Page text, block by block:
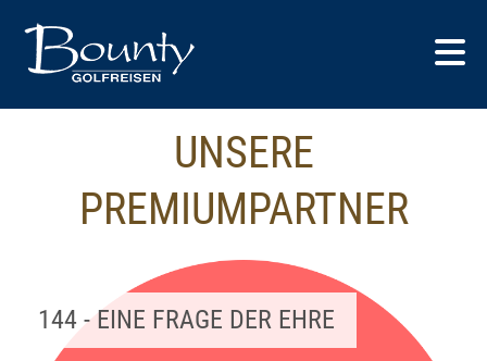
UNSERE
PREMIUMPARTNER
144 - EINE FRAGE DER EHRE